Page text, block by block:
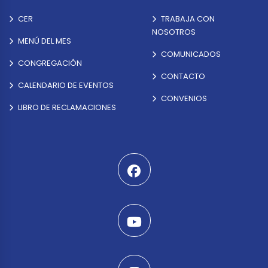
CER
MENÚ DEL MES
CONGREGACIÓN
CALENDARIO DE EVENTOS
LIBRO DE RECLAMACIONES
TRABAJA CON
NOSOTROS
COMUNICADOS
CONTACTO
CONVENIOS